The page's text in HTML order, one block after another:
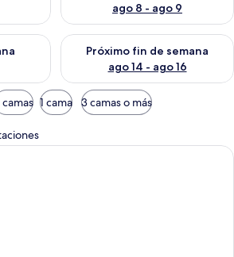
ago 8 - ago 9
para este fin de semana ago 7 -
Próximo fin de semana
ago 14 - ago 16
Consulta la disponibilidad
camas 1 cama 3 camas o más
Minibar, insonorización y tabla de